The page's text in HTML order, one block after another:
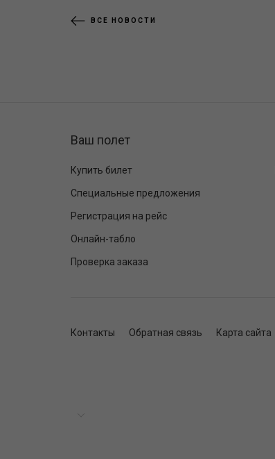
ВСЕ НОВОСТИ
Ваш полет
Купить билет
Специальные предложения
Регистрация на рейс
Онлайн-табло
Проверка заказа
Контакты Обратная связь Карта сайта